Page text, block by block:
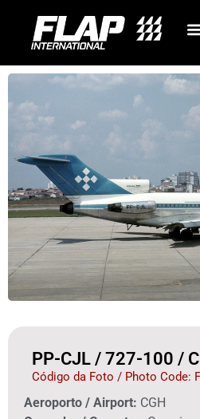
PP-CJL / 727-100 /
Código da Foto / Photo Code:
Aeroporto / Airport: CGH